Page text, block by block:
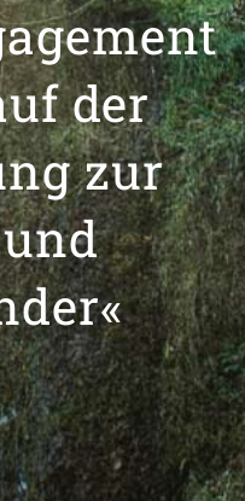
der
zur